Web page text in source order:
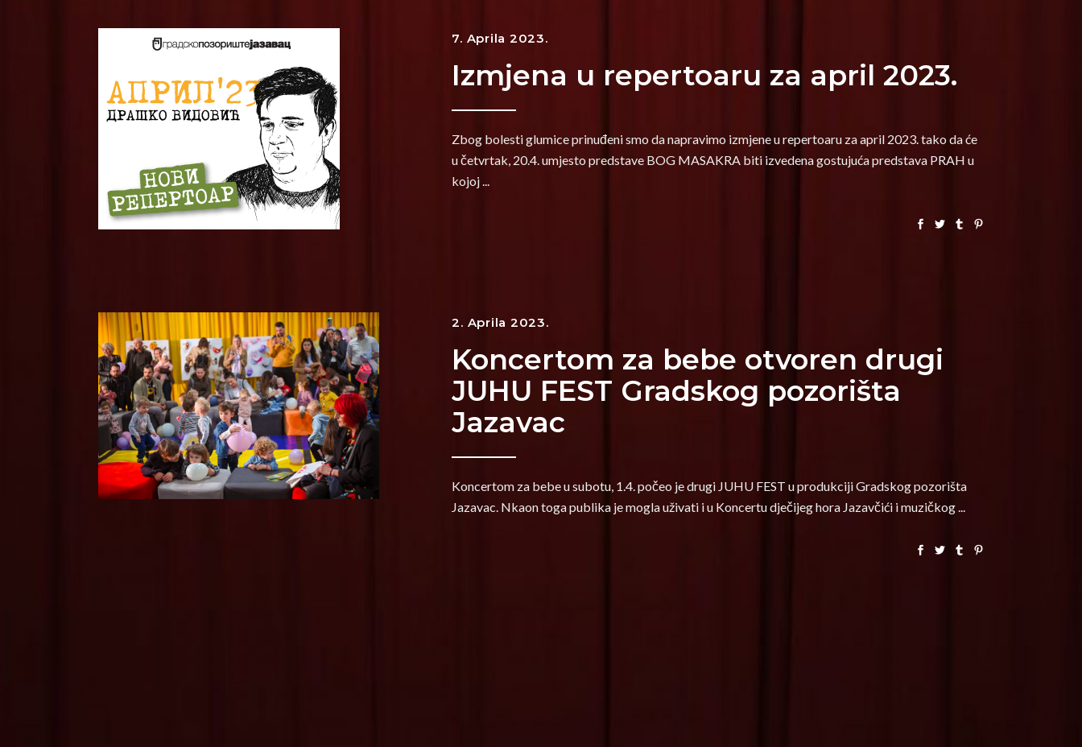
7. Aprila 2023.
Izmjena u repertoaru za april 2023.
Zbog bolesti glumice prinuđeni smo da napravimo izmjene u repertoaru za april 2023. tako da će
u četvrtak, 20.4. umjesto predstave BOG MASAKRA biti izvedena gostujuća predstava PRAH u
kojoj
2. Aprila 2023.
Koncertom za bebe otvoren drugi
JUHU FEST Gradskog pozorišta
Jazavac
Koncertom za bebe u subotu, 1.4. počeo je drugi JUHU FEST u produkciji Gradskog pozorišta
Jazavac. Nkaon toga publika je mogla uživati i u Koncertu dječijeg hora Jazavčići i muzičkog